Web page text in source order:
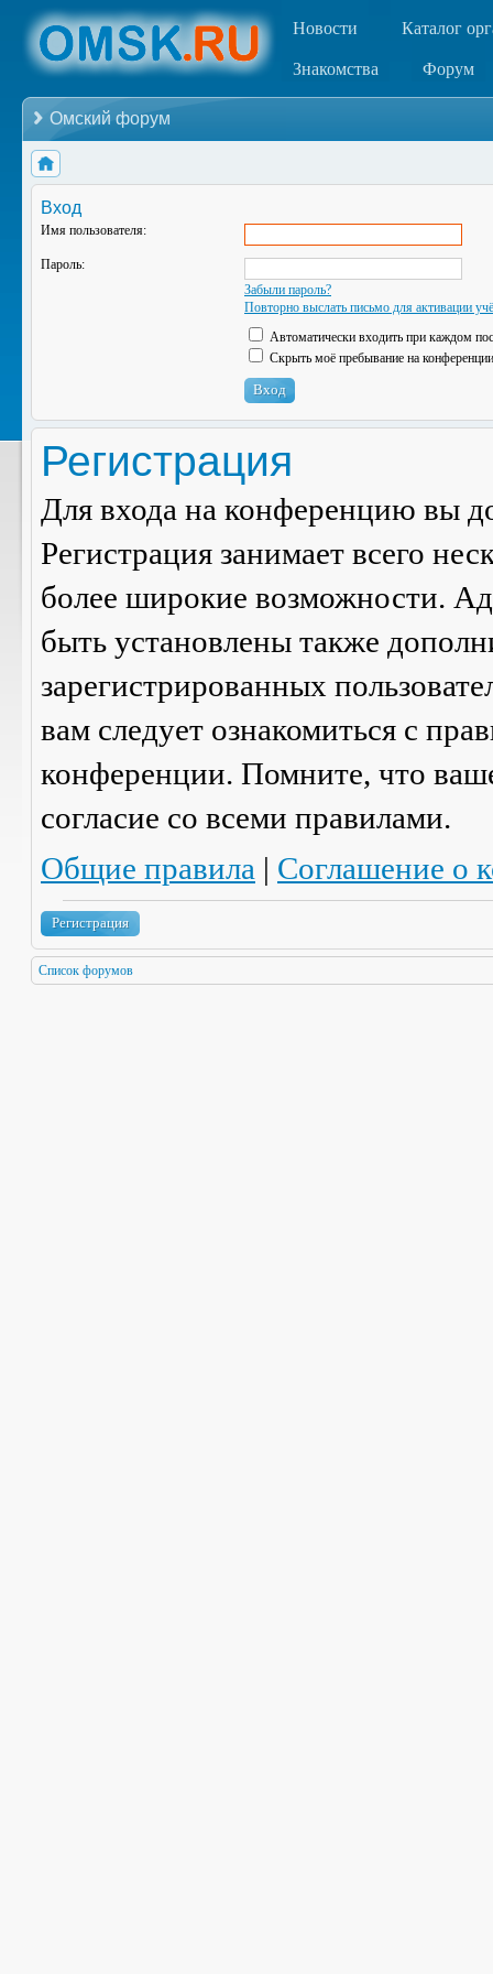
Новости Каталог
Знакомства Форум
Омский форум
Вход
Имя пользователя:
Пароль:
Забыли пароль?
Повторно выслать письмо для активации
Автоматически входить при каждом
Скрыть моё пребывание на
Регистрация
Для входа на конференцию вы
Регистрация занимает всего
более широкие возможности.
быть установлены также
зарегистрированных
вам следует ознакомиться с
конференции. Помните, что
согласие со всеми правилами.
Общие правила | Соглашение о
Регистрация
Список форумов